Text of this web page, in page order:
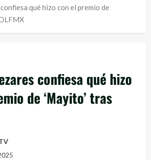
qué hizo con el premio de
confiesa qué hizo
de ‘Mayito’ tras